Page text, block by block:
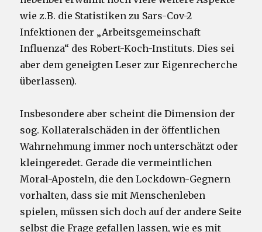
wie z.B. die Statistiken zu Sars-Cov-2
Infektionen der „Arbeitsgemeinschaft
Influenza“ des Robert-Koch-Instituts. Dies sei
aber dem geneigten Leser zur Eigenrecherche
überlassen).
Insbesondere aber scheint die Dimension der
sog. Kollateralschäden in der öffentlichen
Wahrnehmung immer noch unterschätzt oder
kleingeredet. Gerade die vermeintlichen
Moral-Aposteln, die den Lockdown-Gegnern
vorhalten, dass sie mit Menschenleben
spielen, müssen sich doch auf der andere Seite
selbst die Frage gefallen lassen, wie es mit